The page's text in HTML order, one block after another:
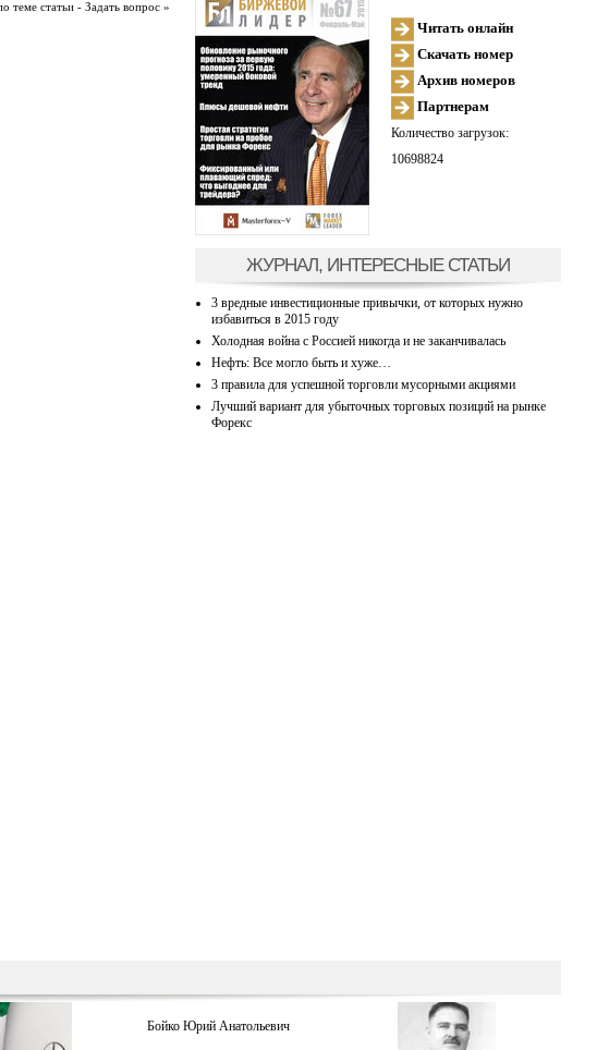
теме статьи - Задать вопрос »
Читать онлайн
Скачать номер
Архив номеров
Партнерам
Количество загрузок:
10698824
ЖУРНАЛ, ИНТЕРЕСНЫЕ СТАТЬИ
3 вредные инвестиционные привычки, от которых нужно
избавиться в 2015 году
Холодная война с Россией никогда и не заканчивалась
Нефть: Все могло быть и хуже…
3 правила для успешной торговли мусорными акциями
Лучший вариант для убыточных торговых позиций на рынке
Форекс
Бойко Юрий Анатольевич